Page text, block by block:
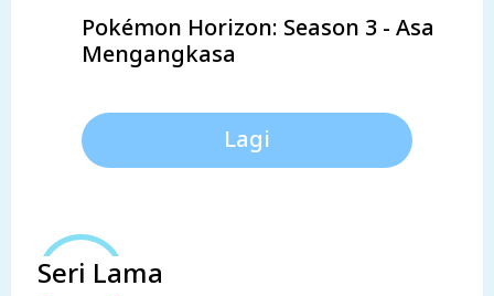
Pokémon Horizon: Season 3 - Asa
Mengangkasa
Lagi
Seri Lama